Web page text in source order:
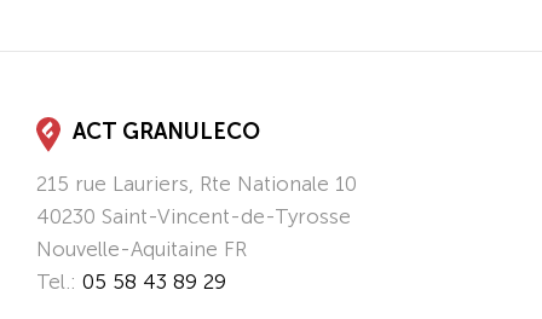
ACT GRANULECO
215 rue Lauriers, Rte Nationale 10
40230 Saint-Vincent-de-Tyrosse
Nouvelle-Aquitaine FR
Tel.: 05 58 43 89 29